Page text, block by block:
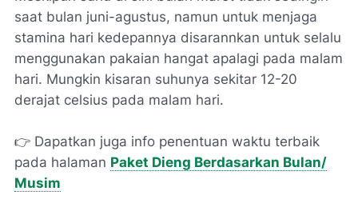
saat bulan juni-agustus, namun untuk menjaga
stamina hari kedepannya disarannkan untuk selalu
menggunakan pakaian hangat apalagi pada malam
hari. Mungkin kisaran suhunya sekitar 12-20
derajat celsius pada malam hari.
👉 Dapatkan juga info penentuan waktu terbaik
pada halaman Paket Dieng Berdasarkan Bulan/
Musim